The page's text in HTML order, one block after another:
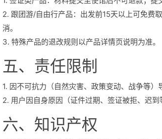
2. 跟团游/自由行产品：出发前15天以上可免
消。
3. 特殊产品的退改规则以产品详情页说明为准。
五、责任限制
1. 因不可抗力（自然灾害、政策变动、战争等
2. 用户因自身原因（证件过期、签证被拒、迟
六、知识产权